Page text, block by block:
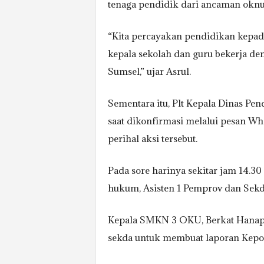
tenaga pendidik dari ancaman
“Kita percayakan pendidikan
kepala sekolah dan guru bekerja
Sumsel,” ujar Asrul.
Sementara itu, Plt Kepala Dinas
saat dikonfirmasi melalui pesan
perihal aksi tersebut.
Pada sore harinya sekitar jam
hukum, Asisten 1 Pemprov dan
Kepala SMKN 3 OKU, Berkat
sekda untuk membuat laporan